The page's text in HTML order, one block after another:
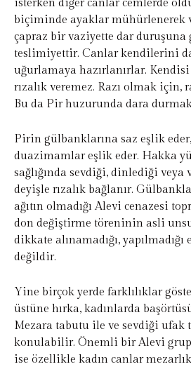
isterken diğer canlar cemlerde
biçiminde ayaklar mühürlenerek
çapraz bir vaziyette dar duruşuna
teslimiyettir. Canlar kendilerini
uğurlamaya hazırlanırlar.
rızalık veremez. Razı olmak için,
Bu da Pir huzurunda dara
Pirin gülbanklarına saz eşlik
duazimamlar eşlik eder. Hakka
sağlığında sevdiği, dinlediği
deyişle rızalık bağlanır.
ağıtın olmadığı Alevi cenazesi
don değiştirme töreninin asli
dikkate alınamadığı,
değildir.
Yine birçok yerde farklılıklar
üstüne hırka, kadınlarda
Mezara tabutu ile ve sevdiği ufak
konulabilir. Önemli bir Alevi grup
ise özellikle kadın canlar